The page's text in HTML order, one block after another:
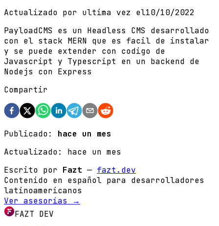
Actualizado por ultima vez el10/10/2022
PayloadCMS es un Headless CMS desarrollado
con el stack MERN que es facil de instalar
y se puede extender con codigo de
Javascript y Typescript en un backend de
Nodejs con Express
Compartir
Publicado:
hace un mes
Actualizado: hace un mes
Escrito por Fazt — fazt.dev
Contenido en español para desarrolladores
latinoamericanos
Ver asesorías →
FAZT DEV